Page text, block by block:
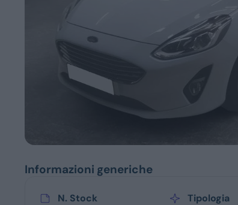
Servizi
Informazioni generiche
N. Stock
Tipologia